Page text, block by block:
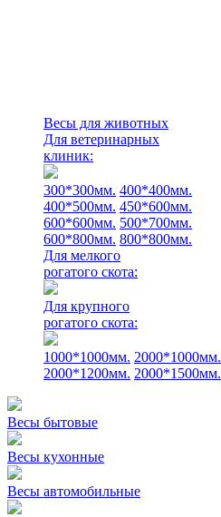
Весы для животных
Для ветеринарных
клиник:
300*300мм. 400*400мм.
400*500мм. 450*600мм.
600*600мм. 500*700мм.
600*800мм. 800*800мм.
Для мелкого
рогатого скота:
Для крупного
рогатого скота:
1000*1000мм. 2000*1000мм.
2000*1200мм. 2000*1500мм.
Весы бытовые
Весы кухонные
Весы автомобильные